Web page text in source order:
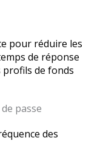
pour réduire les
de réponse
profils de fonds
passe
des